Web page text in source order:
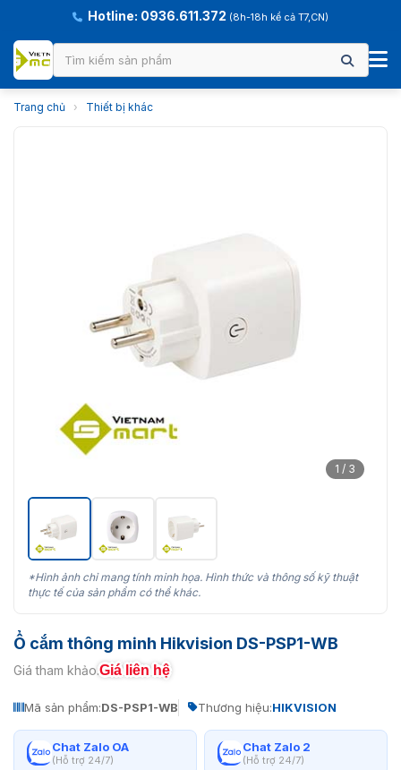
Hotline: 0936.611.372 (8h-18h kể cả T7,CN)
Trang chủ › Thiết bị khác
1 / 3
*Hình ảnh chỉ mang tính minh họa. Hình thức và thông số kỹ thuật
thực tế của sản phẩm có thể khác.
Ổ cắm thông minh Hikvision DS-PSP1-WB
Giá tham khảo:Giá liên hệ
Mã sản phẩm:DS-PSP1-WB Thương hiệu:HIKVISION
Chat Zalo OA
(Hỗ trợ 24/7)
Chat Zalo 2
(Hỗ trợ 24/7)